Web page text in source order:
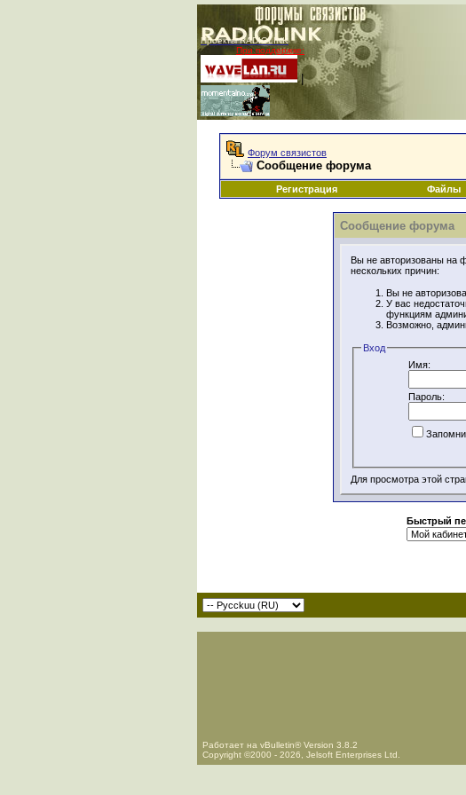
Проекты RADIOLINK
При поддержке:
|
Форум связистов
Сообщение форума
Регистрация Файлы
Сообщение форума
Вы не авторизованы на
нескольких причин:
Вы не
У вас
функциям
Возможно,
Вход
Имя:
Пароль:
Для просмотра этой
Быстрый
Работает на vBulletin® Version 3.8.2
Copyright ©2000 - 2026, Jelsoft Enterprises Ltd.